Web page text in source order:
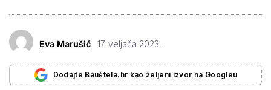
Eva Marušić 17. veljača 2023.
Dodajte Bauštela.hr kao željeni izvor na Googleu